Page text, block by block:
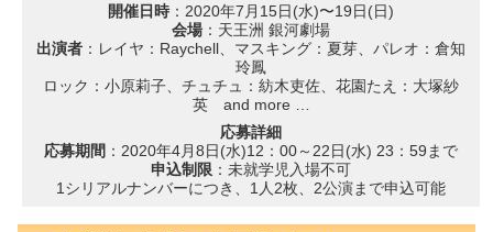
開催日時 ：2020年7月15日(水)〜19日(日)
会場 ：天王洲 銀河劇場
出演者 ：レイヤ：Raychell、マスキング：夏芽、パレオ：倉知
玲鳳
ロック：小原莉子、チュチュ：紡木吏佐、花園たえ：大塚紗
英 and more …
応募詳細
応募期間 ：2020年4月8日(水)12：00～22日(水) 23：59まで
申込制限 ：未就学児入場不可
1シリアルナンバーにつき、1人2枚、2公演まで申込可能